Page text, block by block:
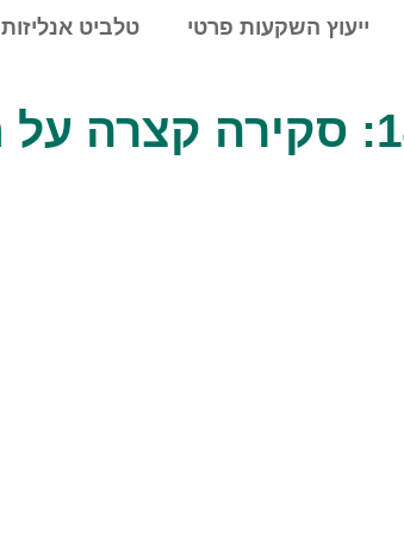
ייעוץ השקעות פרטי טלביט אנליזות